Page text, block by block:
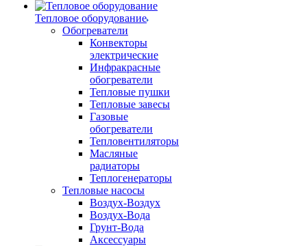
Тепловое оборудование
Обогреватели
Конвекторы
электрические
Инфракрасные
обогреватели
Тепловые пушки
Тепловые завесы
Газовые
обогреватели
Тепловентиляторы
Масляные
радиаторы
Теплогенераторы
Тепловые насосы
Воздух-Воздух
Воздух-Вода
Грунт-Вода
Аксессуары